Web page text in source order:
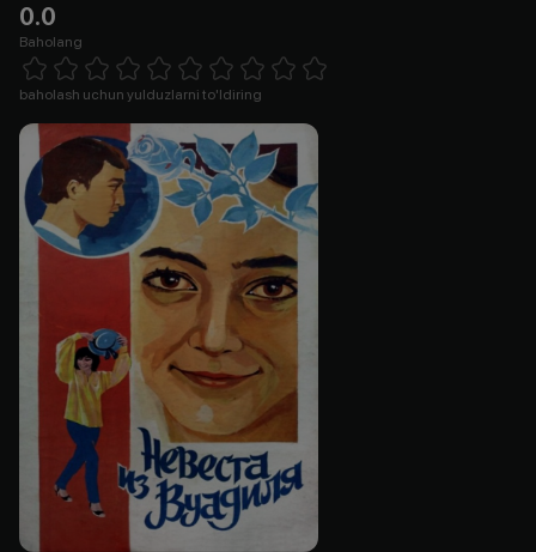
0.0
Baholang
1 Star 2 Stars 3 Stars 4 Stars5 Stars 6 Stars7 Stars8 Stars
baholash uchun yulduzlarni to'ldiring